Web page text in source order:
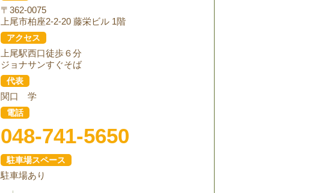
〒362-0075
上尾市柏座2-2-20 藤栄ビル 1階
アクセス
上尾駅西口徒歩６分
ジョナサンすぐそば
代表
関口 学
電話
048-741-5650
駐車場スペース
駐車場あり